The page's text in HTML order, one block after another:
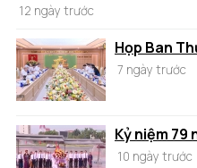
12 ngày trước
Họp Ban
7 ngày trước
Kỷ niệm 79
10 ngày trước